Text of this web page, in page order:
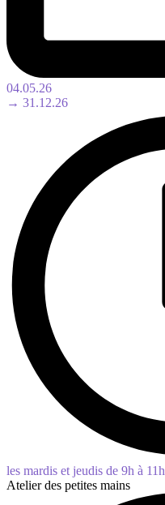
04.05.26
→ 31.12.26
les mardis et jeudis de 9h à 11h
Atelier des petites mains